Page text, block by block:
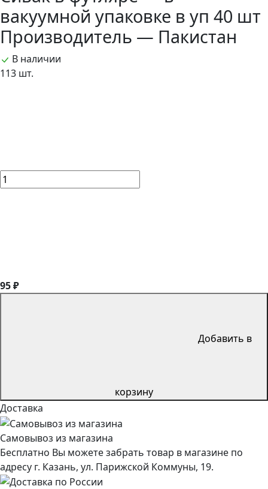
вакуумной упаковке в уп 40 шт
Производитель — Пакистан
В наличии
113 шт.
95 ₽
Добавить в
корзину
Доставка
Самовывоз из магазина
Бесплатно Вы можете забрать товар в магазине по
адресу г. Казань, ул. Парижской Коммуны, 19.